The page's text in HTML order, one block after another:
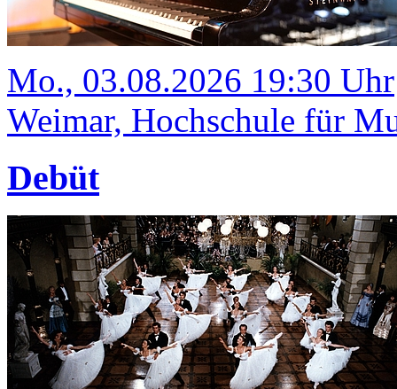
Mo., 03.08.2026 19:30 Uhr
Weimar, Hochschule für
Debüt